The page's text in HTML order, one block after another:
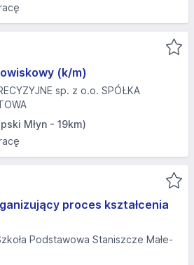
(k/m)
sp. z o.o. SPÓŁKA
Młyn - 19km)
proces kształcenia
Podstawowa Staniszcze Małe-